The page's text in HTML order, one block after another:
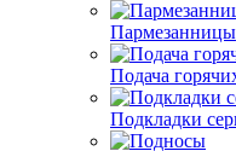
Пармезанницы
Подача
Подкладки